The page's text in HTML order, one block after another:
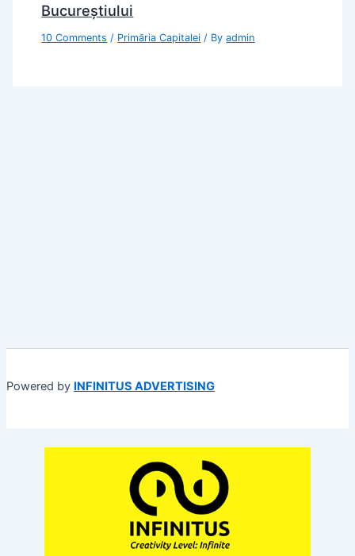
Bucureștiului
10 Comments / Primăria Capitalei / Byadmin
Powered by INFINITUS ADVERTISING